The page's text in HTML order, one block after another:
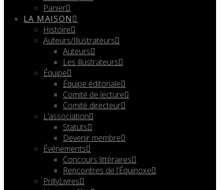
Panier
LA MAISON
Histoire
Auteurs/Illustrateurs
Auteurs
Les illustrateurs
Équipe
Équipe éditoriale
Comité de lecture
Comité directeur
L’association
Statuts
Devenir membre
Événements
Concours littéraires
Rencontres de l’Équinoxe
PrillyLivres